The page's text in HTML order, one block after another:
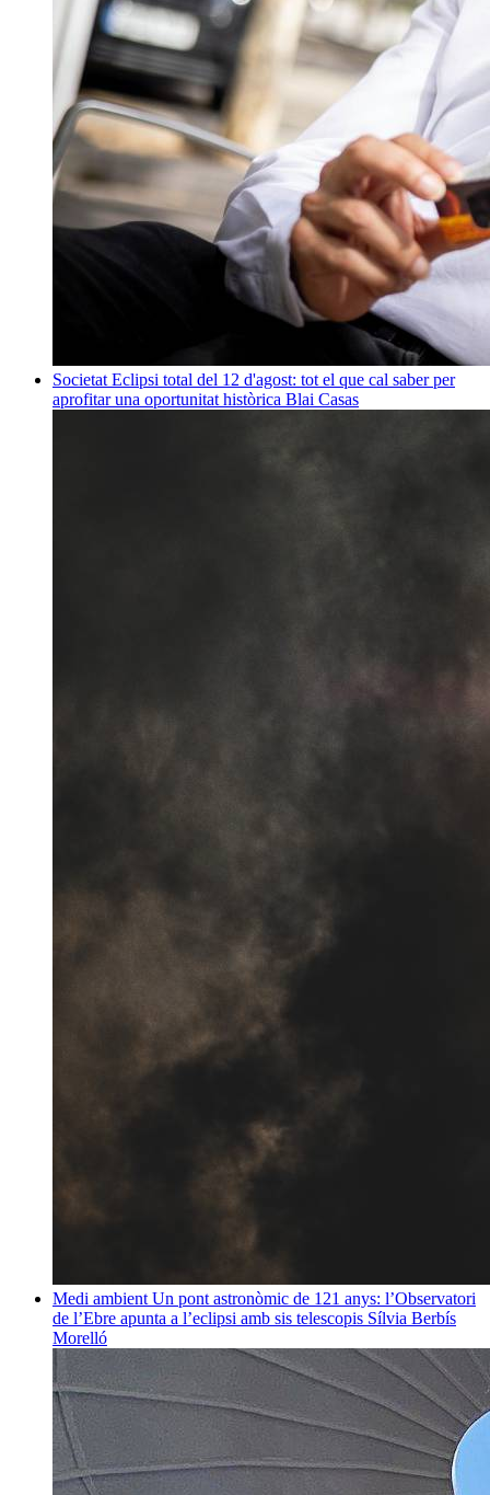
Societat Eclipsi total del 12 d'agost: tot el que cal saber per
aprofitar una oportunitat històrica Blai Casas
Medi ambient Un pont astronòmic de 121 anys: l’Observatori
de l’Ebre apunta a l’eclipsi amb sis telescopis Sílvia Berbís
Morelló